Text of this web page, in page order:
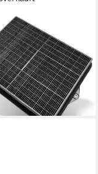
Kohlefilter
484000008693,
- in 4-5 Werktagen bei dir